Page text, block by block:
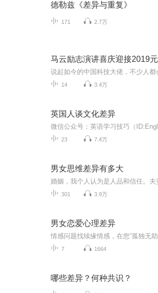
德勒兹《差异与重复》
171 2.7万
马云励志演讲喜庆迎接2019元
14 3.4万
英国人谈文化差异
23 7.4万
男女思维差异有多大
301 3.9万
男女恋爱心理差异
7 1664
哪些差异？何种共识？